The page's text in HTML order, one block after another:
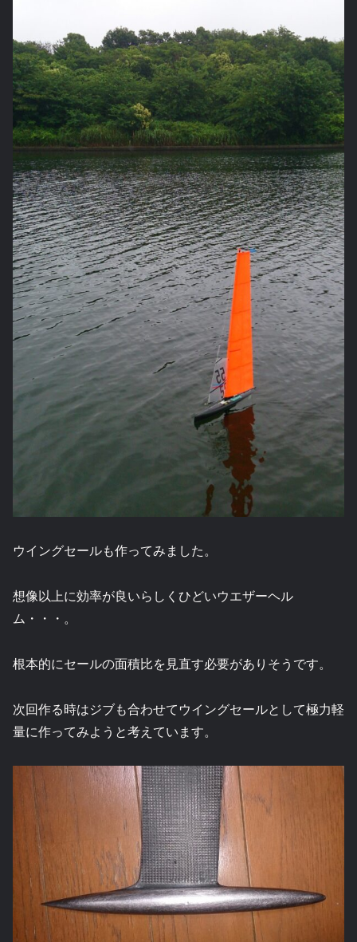
ウイングセールも作ってみました。
想像以上に効率が良いらしくひどいウエザーヘル
ム・・・。
根本的にセールの面積比を見直す必要がありそうです。
次回作る時はジブも合わせてウイングセールとして極力軽
量に作ってみようと考えています。